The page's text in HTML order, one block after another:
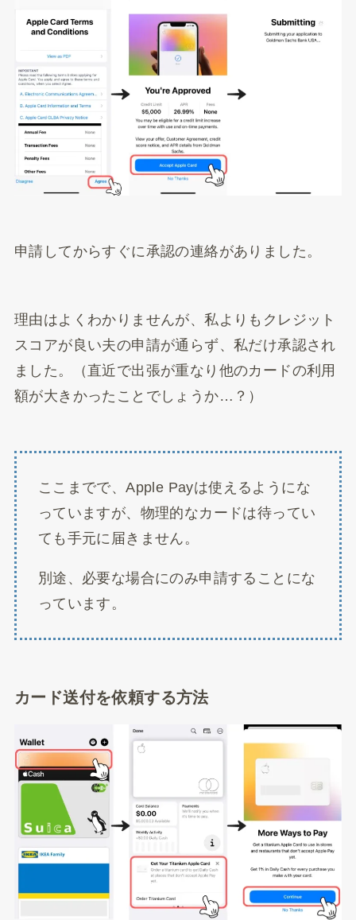
申請してからすぐに承認の連絡がありました。
理由はよくわかりませんが、私よりもクレジット
スコアが良い夫の申請が通らず、私だけ承認され
ました。（直近で出張が重なり他のカードの利用
額が大きかったことでしょうか…？）
ここまでで、Apple Payは使えるようにな
っていますが、物理的なカードは待ってい
ても手元に届きません。
別途、必要な場合にのみ申請することにな
っています。
カード送付を依頼する方法